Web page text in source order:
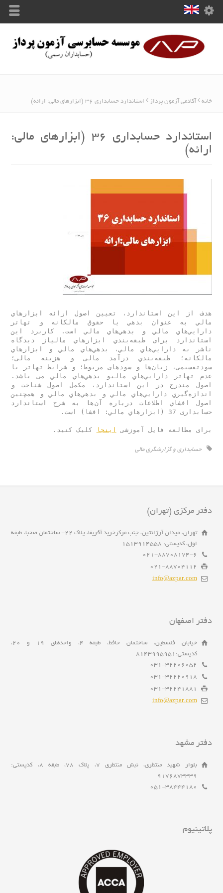
خانه آکادمی آزمون پرداز استاندارد حسابداری 36 (ابزارهای مالی: ارائه)
استاندارد حسابداری 36 (ابزارهای مالی:
ارائه)
هدف از اين استاندارد، تعيين اصول ارائه ابزار‌هاي
دارايي‌هاي مالي و بدهي‌هاي مالي است. کاربرد اين
ناشر به دارايي‌هاي مالي، بدهي‌هاي مالي و ابزار‌هاي
اندازه‌گيري دارايي‌هاي مالي و بدهي‌هاي مالي و همچنین
برای مطالعه فایل آموزشی اینجا کلیک کنید.
حسابداری و گزارشگری مالی
دفتر مرکزی (تهران)
تهران، میدان آرژانتین، جنب مرکزخرید آفریقا، پلاک 22- ساختمان صحبا، طبقه
اول، کدپستی: 1513914558
021-88708174-6
021-88704112
info@azpar.com
دفتر اصفهان
خیابان فلسطین، ساختمان حافظ، طبقه 4، واحدهای 19 و 20،
کدپستی:8143995951
031-32206052
031-32220918
031-32241881
info@azpar.com
دفتر مشهد
بلوار شهید منتظری، نبش منتظری 7، پلاک 78، طبقه 8، کدپستی:
9176873339
051-38444180
پلاتینیوم